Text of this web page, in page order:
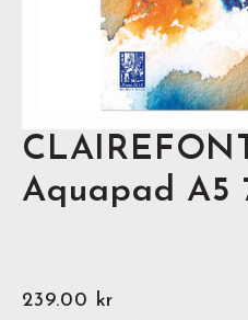
Aquapad A5
239.00 kr